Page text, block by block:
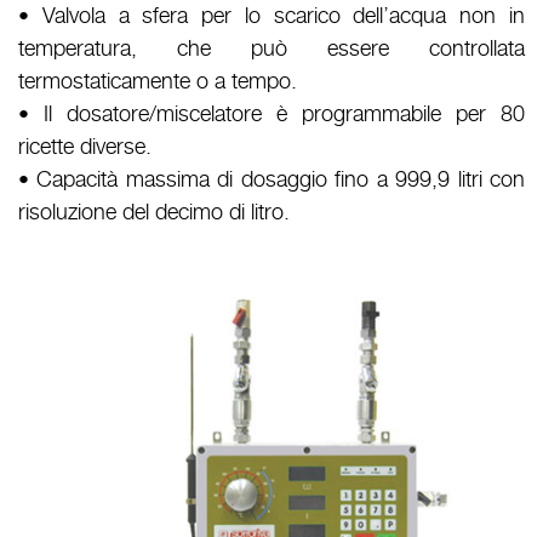
• Valvola a sfera per lo scarico dell’acqua non in
temperatura, che può essere controllata
termostaticamente o a tempo.
• Il dosatore/miscelatore è programmabile per 80
ricette diverse.
• Capacità massima di dosaggio fino a 999,9 litri con
risoluzione del decimo di litro.